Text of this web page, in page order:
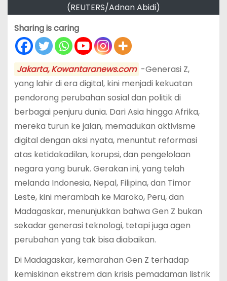
(REUTERS/Adnan Abidi)
Sharing is caring
Jakarta, Kowantaranews.com -Generasi Z,
yang lahir di era digital, kini menjadi kekuatan
pendorong perubahan sosial dan politik di
berbagai penjuru dunia. Dari Asia hingga Afrika,
mereka turun ke jalan, memadukan aktivisme
digital dengan aksi nyata, menuntut reformasi
atas ketidakadilan, korupsi, dan pengelolaan
negara yang buruk. Gerakan ini, yang telah
melanda Indonesia, Nepal, Filipina, dan Timor
Leste, kini merambah ke Maroko, Peru, dan
Madagaskar, menunjukkan bahwa Gen Z bukan
sekadar generasi teknologi, tetapi juga agen
perubahan yang tak bisa diabaikan.
Di Madagaskar, kemarahan Gen Z terhadap
kemiskinan ekstrem dan krisis pemadaman listrik